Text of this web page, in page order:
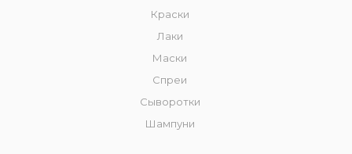
Краски
Лаки
Маски
Спреи
Сыворотки
Шампуни